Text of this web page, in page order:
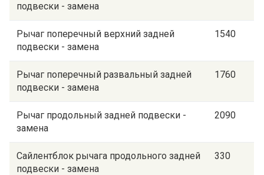
подвески - замена
Рычаг поперечный верхний задней
подвески - замена
1540
Рычаг поперечный развальный задней
подвески - замена
1760
Рычаг продольный задней подвески -
замена
2090
Сайлентблок рычага продольного задней
подвески - замена
330